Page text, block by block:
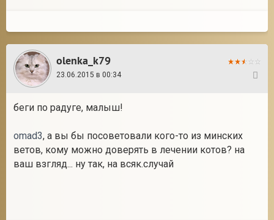
olenka_k79
23.06.2015 в 00:34
беги по радуге, малыш!
omad3, а вы бы посоветовали кого-то из минских
ветов, кому можно доверять в лечении котов? на
ваш взгляд... ну так, на всяк.случай